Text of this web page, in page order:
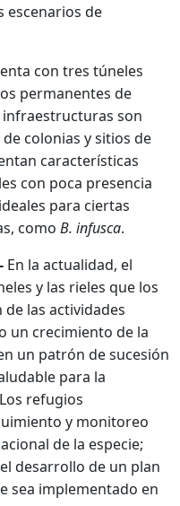
escenarios de
con tres túneles
permanentes de
infraestructuras son
colonias y sitios de
características
con poca presencia
para ciertas
como B. infusca.
En la actualidad, el
y las rieles que los
las actividades
un crecimiento de la
un patrón de sucesión
para la
refugios
y monitoreo
de la especie;
desarrollo de un plan
sea implementado en